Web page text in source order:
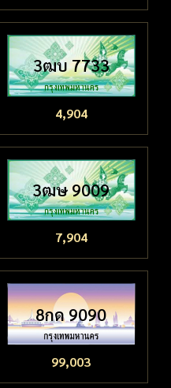
3ฒบ 7733
4,904
3ฒษ 9009
7,904
8กด 9090
99,003